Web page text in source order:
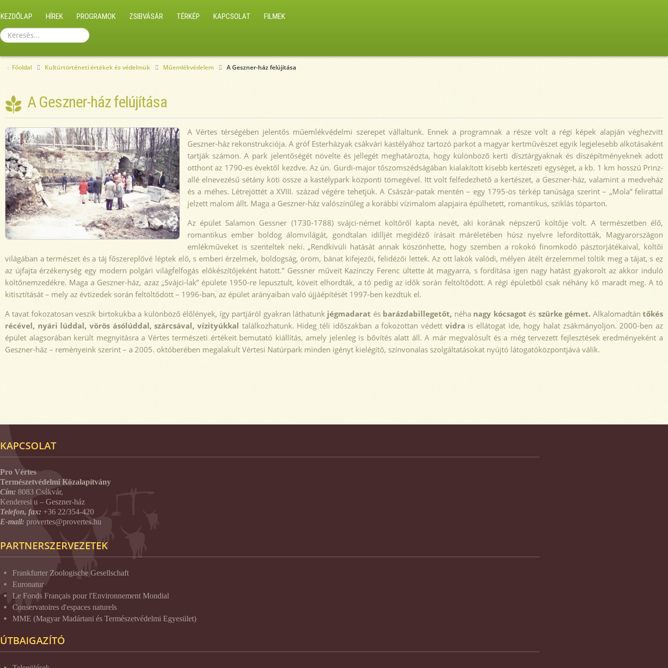
KEZDŐLAP HÍREK PROGRAMOK ZSIBVÁSÁR TÉRKÉP KAPCSOLAT FILMEK
Keresés...
Főoldal Kultúrtörténeti értékek és védelmük Műemlékvédelem A Geszner-ház felújítása
A Geszner-ház felújítása
A Vértes térségében jelentős műemlékvédelmi szerepet vállaltunk. Ennek a programnak a része volt a régi képek alapján véghezvitt
Geszner-ház rekonstrukciója. A gróf Esterházyak csákvári kastélyához tartozó parkot a magyar kertművészet egyik legjelesebb alkotásaként
tartják számon. A park jelentőségét növelte és jellegét meghatározta, hogy különböző kerti dísztárgyaknak és díszépítményeknek adott
otthont az 1790-es évektől kezdve. Az ún. Gurdi-major tőszomszédságában kialakított kisebb kertészeti egységet, a kb. 1 km hosszú Prinz-
allé elnevezésű sétány köti össze a kastélypark központi tömegével. Itt volt felfedezhető a kertészet, a Geszner-ház, valamint a medveház
és a méhes. Létrejöttét a XVIII. század végére tehetjük. A Császár-patak mentén – egy 1795-ös térkép tanúsága szerint – „Mola” felirattal
jelzett malom állt. Maga a Geszner-ház valószínűleg a korábbi vízimalom alapjaira épülhetett, romantikus, sziklás tóparton.
Az épület Salamon Gessner (1730-1788) svájci-német költőről kapta nevét, aki korának népszerű költője volt. A természetben élő,
romantikus ember boldog álomvilágát, gondtalan idilljét megidéző írásait máréletében húsz nyelvre lefordították, Magyarországon
emlékműveket is szenteltek neki. „Rendkívüli hatását annak köszönhette, hogy szemben a rokokó finomkodó pásztorjátékaival, költői
világában a természet és a táj főszereplővé léptek elő, s emberi érzelmek, boldogság, öröm, bánat kifejezői, felidézői lettek. Az ott lakók valódi, mélyen átélt érzelemmel töltik meg a tájat, s ez
az újfajta érzékenység egy modern polgári világfelfogás előkészítőjeként hatott.” Gessner műveit Kazinczy Ferenc ültette át magyarra, s fordítása igen nagy hatást gyakorolt az akkor induló
költőnemzedékre. Maga a Geszner-ház, azaz „Svájci-lak” épülete 1950-re lepusztult, köveit elhordták, a tó pedig az idők során feltöltődött. A régi épületből csak néhány kő maradt meg. A tó
kitisztítását – mely az évtizedek során feltöltődött – 1996-ban, az épület arányaiban való újjáépítését 1997-ben kezdtük el.
A tavat fokozatosan veszik birtokukba a különböző élőlények, így partjáról gyakran láthatunk jégmadarat és barázdabillegetőt, néha nagy kócsagot és szürke gémet. Alkalomadtántőkés
récével, nyári lúddal, vörös ásólúddal, szárcsával, vízityúkkal találkozhatunk. Hideg téli időszakban a fokozottan védett vidra is ellátogat ide, hogy halat zsákmányoljon. 2000-ben az
épület alagsorában került megnyitásra a Vértes természeti értékeit bemutató kiállítás, amely jelenleg is bővítés alatt áll. A már megvalósult és a még tervezett fejlesztések eredményeként a
Geszner-ház – reményeink szerint – a 2005. októberében megalakult Vértesi Natúrpark minden igényt kielégítő, színvonalas szolgáltatásokat nyújtó látogatóközpontjává válik.
KAPCSOLAT
Pro Vértes
Természetvédelmi Közalapítvány
Cím: 8083 Csákvár,
Kenderesi u – Geszner-ház
Telefon, fax: +36 22/354-420
E-mail: provertes@provertes.hu
PARTNERSZERVEZETEK
Frankfurter Zoologische Gesellschaft
Euronatur
Le Fonds Français pour l'Environnement Mondial
Conservatoires d'espaces naturels
MME (Magyar Madártani és Természetvédelmi Egyesület)
ÚTBAIGAZÍTÓ